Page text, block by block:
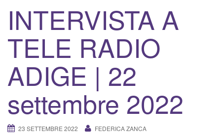
INTERVISTA A
TELE RADIO
ADIGE | 22
settembre 2022
23 SETTEMBRE 2022 FEDERICA ZANCA